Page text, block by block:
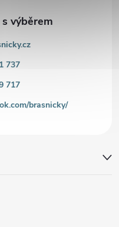
737
717
brasnicky/